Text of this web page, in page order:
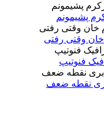
پشیمونم
خان وقتی رفتی
فنوتیپ
نقطه ضعف